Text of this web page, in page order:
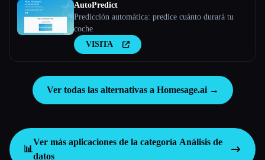
AutoPredict
Predicción automática: predice cuánto durará tu
coche
VISITA
Ver todas las alternativas a Homesage.ai →
📊
Ver más aplicaciones de la categoría Análisis de
datos